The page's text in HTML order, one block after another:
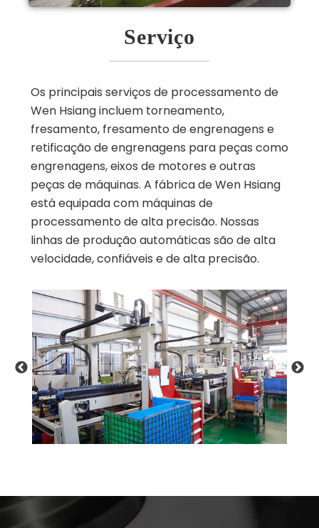
Serviço
Os principais serviços de processamento de
Wen Hsiang incluem torneamento,
fresamento, fresamento de engrenagens e
retificação de engrenagens para peças como
engrenagens, eixos de motores e outras
peças de máquinas. A fábrica de Wen Hsiang
está equipada com máquinas de
processamento de alta precisão. Nossas
linhas de produção automáticas são de alta
velocidade, confiáveis e de alta precisão.